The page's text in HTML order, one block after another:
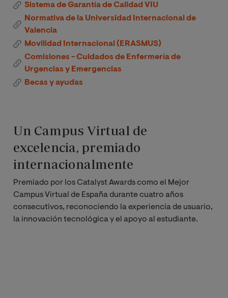
Sistema de Garantía de Calidad VIU
Normativa de la Universidad Internacional de
Valencia
Movilidad Internacional (ERASMUS)
Comisiones - Cuidados de Enfermería de
Urgencias y Emergencias
Becas y ayudas
Un Campus Virtual de
excelencia, premiado
internacionalmente
Premiado por los Catalyst Awards como el Mejor
Campus Virtual de España durante cuatro años
consecutivos, reconociendo la experiencia de usuario,
la innovación tecnológica y el apoyo al estudiante.